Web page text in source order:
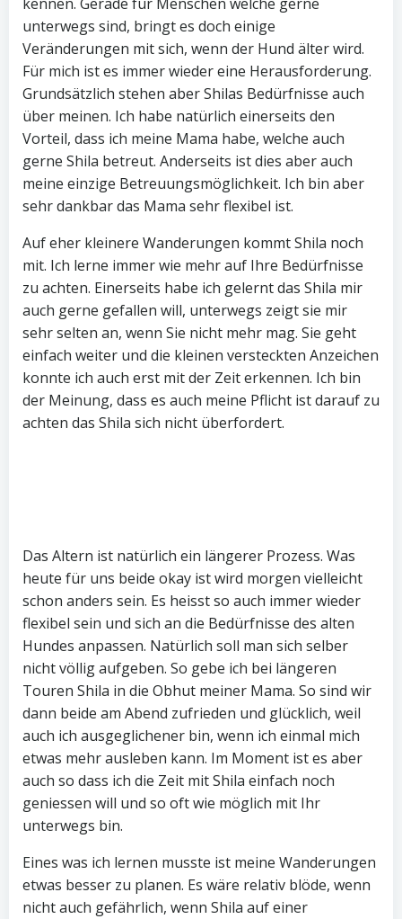
unterwegs sind, bringt es doch einige
Veränderungen mit sich, wenn der Hund älter wird.
Für mich ist es immer wieder eine Herausforderung.
Grundsätzlich stehen aber Shilas Bedürfnisse auch
über meinen. Ich habe natürlich einerseits den
Vorteil, dass ich meine Mama habe, welche auch
gerne Shila betreut. Anderseits ist dies aber auch
meine einzige Betreuungsmöglichkeit. Ich bin aber
sehr dankbar das Mama sehr flexibel ist.
Auf eher kleinere Wanderungen kommt Shila noch
mit. Ich lerne immer wie mehr auf Ihre Bedürfnisse
zu achten. Einerseits habe ich gelernt das Shila mir
auch gerne gefallen will, unterwegs zeigt sie mir
sehr selten an, wenn Sie nicht mehr mag. Sie geht
einfach weiter und die kleinen versteckten Anzeichen
konnte ich auch erst mit der Zeit erkennen. Ich bin
der Meinung, dass es auch meine Pflicht ist darauf zu
achten das Shila sich nicht überfordert.
Das Altern ist natürlich ein längerer Prozess. Was
heute für uns beide okay ist wird morgen vielleicht
schon anders sein. Es heisst so auch immer wieder
flexibel sein und sich an die Bedürfnisse des alten
Hundes anpassen. Natürlich soll man sich selber
nicht völlig aufgeben. So gebe ich bei längeren
Touren Shila in die Obhut meiner Mama. So sind wir
dann beide am Abend zufrieden und glücklich, weil
auch ich ausgeglichener bin, wenn ich einmal mich
etwas mehr ausleben kann. Im Moment ist es aber
auch so dass ich die Zeit mit Shila einfach noch
geniessen will und so oft wie möglich mit Ihr
unterwegs bin.
Eines was ich lernen musste ist meine Wanderungen
etwas besser zu planen. Es wäre relativ blöde, wenn
nicht auch gefährlich, wenn Shila auf einer